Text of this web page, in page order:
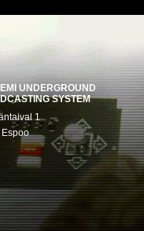
UNDERGROUND
SYSTEM
1